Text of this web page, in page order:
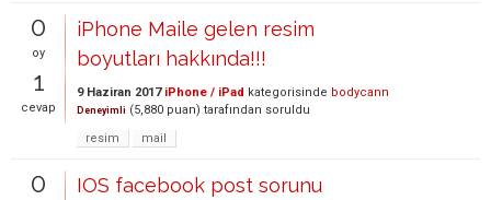
0
oy
1
cevap
iPhone Maile gelen resim
boyutları hakkında!!!
9 Haziran 2017 iPhone / iPad kategorisinde bodycann
Deneyimli (5,880 puan) tarafından soruldu
resim
mail
0 IOS facebook post sorunu